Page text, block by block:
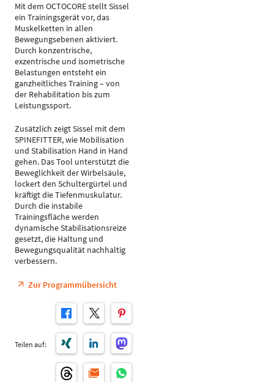
Mit dem OCTOCORE stellt Sissel
ein Trainingsgerät vor, das
Muskelketten in allen
Bewegungsebenen aktiviert.
Durch konzentrische,
exzentrische und isometrische
Belastungen entsteht ein
ganzheitliches Training – von
der Rehabilitation bis zum
Leistungssport.
Zusätzlich zeigt Sissel mit dem
SPINEFITTER, wie Mobilisation
und Stabilisation Hand in Hand
gehen. Das Tool unterstützt die
Beweglichkeit der Wirbelsäule,
lockert den Schultergürtel und
kräftigt die Tiefenmuskulatur.
Durch die instabile
Trainingsfläche werden
dynamische Stabilisationsreize
gesetzt, die Haltung und
Bewegungsqualität nachhaltig
verbessern.
Zur Programmübersicht
Teilen auf: